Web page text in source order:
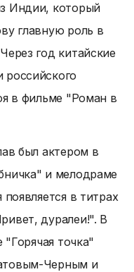
Индии, который
главную роль в
год китайские
российского
в фильме "Роман в
был актером в
и мелодраме
в титрах
дуралеи!". В
"Горячая точка"
Черным и